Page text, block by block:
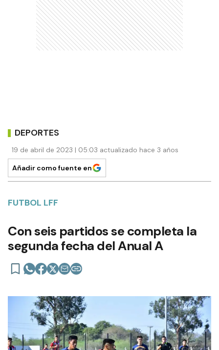
DEPORTES
19 de abril de 2023 | 05:03 actualizado hace 3 años
Añadir como fuente en
FUTBOL LFF
Con seis partidos se completa la
segunda fecha del Anual A